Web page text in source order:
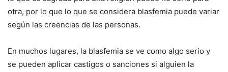
otra, por lo que lo que se considera blasfemia puede variar
según las creencias de las personas.
En muchos lugares, la blasfemia se ve como algo serio y
se pueden aplicar castigos o sanciones si alguien la